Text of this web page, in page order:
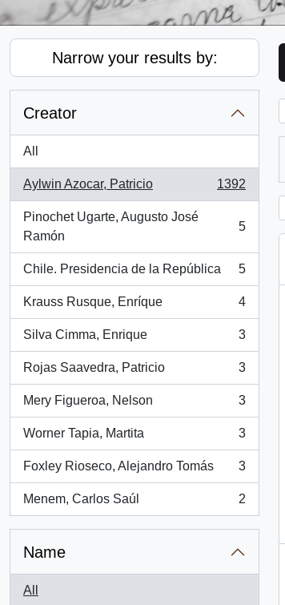
Narrow your results by:
Creator
All
Aylwin Azocar, Patricio
, 1392 results
1392
Pinochet Ugarte, Augusto José
Ramón
, 5 results
5
Chile. Presidencia de la República
, 5 results
5
Krauss Rusque, Enríque
, 4 results
4
Silva Cimma, Enrique
, 3 results
3
Rojas Saavedra, Patricio
, 3 results
3
Mery Figueroa, Nelson
, 3 results
3
Worner Tapia, Martita
, 3 results
3
Foxley Rioseco, Alejandro Tomás
, 3 results
3
Menem, Carlos Saúl
, 2 results
2
Name
All